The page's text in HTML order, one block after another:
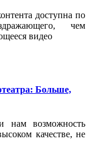
доступна по
чем
видео
Больше,
нам возможность
качестве, не